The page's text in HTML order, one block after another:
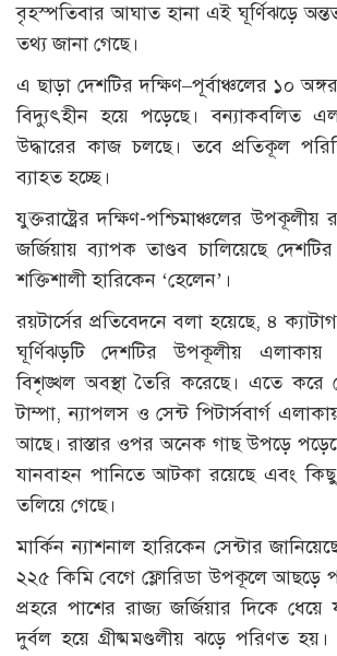
বৃহস্পতিবার আঘাত হানা এই ঘূর্ণিঝড়ে
তথ্য জানা গেছে।
এ ছাড়া দেশটির দক্ষিণ–পূর্বাঞ্চলের ১০
বিদ্যুৎহীন হয়ে পড়েছে। বন্যাকবলিত
উদ্ধারের কাজ চলছে। তবে প্রতিকূল
ব্যাহত হচ্ছে।
যুক্তরাষ্ট্রের দক্ষিণ-পশ্চিমাঞ্চলের উপকূলীয়
জর্জিয়ায় ব্যাপক তাণ্ডব চালিয়েছে
শক্তিশালী হারিকেন ‘হেলেন’।
রয়টার্সের প্রতিবেদনে বলা হয়েছে, ৪
ঘূর্ণিঝড়টি দেশটির উপকূলীয় এলাকায়
বিশৃঙ্খল অবস্থা তৈরি করেছে। এতে করে
টাম্পা, ন্যাপলস ও সেন্ট পিটার্সবার্গ
আছে। রাস্তার ওপর অনেক গাছ উপড়ে
যানবাহন পানিতে আটকা রয়েছে এবং কিছু
তলিয়ে গেছে।
মার্কিন ন্যাশনাল হারিকেন সেন্টার
২২৫ কিমি বেগে ফ্লোরিডা উপকূলে আছড়ে
প্রহরে পাশের রাজ্য জর্জিয়ার দিকে
দুর্বল হয়ে গ্রীষ্মমণ্ডলীয় ঝড়ে পরিণত